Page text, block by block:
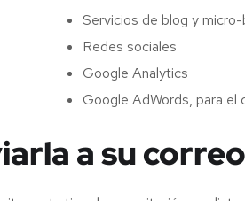
Servicios de blog y
Redes sociales
Google Analytics
Google AdWords, para el
a su